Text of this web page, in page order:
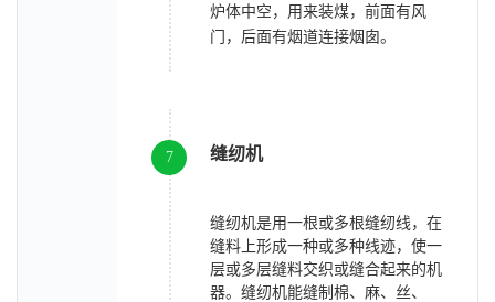
炉体中空，用来装煤，前面有风
门，后面有烟道连接烟囱。
7 缝纫机
缝纫机是用一根或多根缝纫线，在
缝料上形成一种或多种线迹，使一
层或多层缝料交织或缝合起来的机
器。缝纫机能缝制棉、麻、丝、